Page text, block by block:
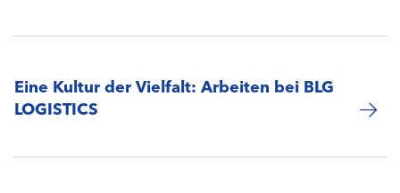
Eine Kultur der Vielfalt: Arbeiten bei BLG
LOGISTICS